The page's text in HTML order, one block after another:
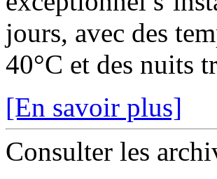
jours, avec des
40°C et des nuits
[En savoir plus]
Consulter les